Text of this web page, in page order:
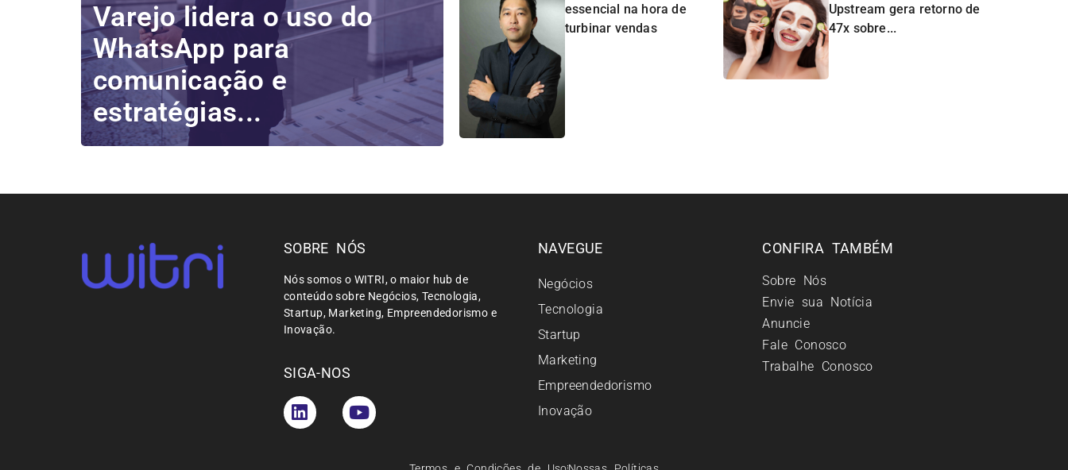
Varejo lidera o uso do
WhatsApp para
comunicação e
estratégias...
essencial na hora de
turbinar vendas
Upstream gera retorno de
47x sobre...
SOBRE NÓS
Nós somos o WITRI, o maior hub de
conteúdo sobre Negócios, Tecnologia,
Startup, Marketing, Empreendedorismo e
Inovação.
SIGA-NOS
NAVEGUE
Negócios
Tecnologia
Startup
Marketing
Empreendedorismo
Inovação
CONFIRA TAMBÉM
Sobre Nós
Envie sua Notícia
Anuncie
Fale Conosco
Trabalhe Conosco